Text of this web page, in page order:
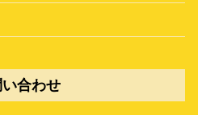
合わせ